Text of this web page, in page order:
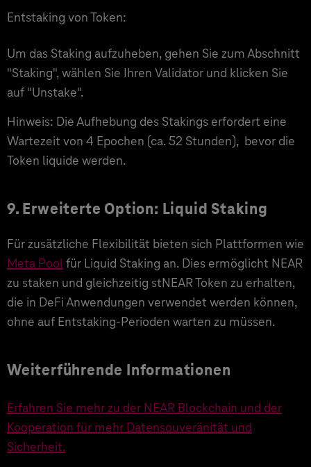
Entstaking von Token:
Um das Staking aufzuheben, gehen Sie zum Abschnitt
"Staking", wählen Sie Ihren Validator und klicken Sie
auf "Unstake".
Hinweis: Die Aufhebung des Stakings erfordert eine
Wartezeit von 4 Epochen (ca. 52 Stunden), bevor die
Token liquide werden.
9. Erweiterte Option: Liquid Staking
Für zusätzliche Flexibilität bieten sich Plattformen wie
Meta Pool für Liquid Staking an. Dies ermöglicht NEAR
zu staken und gleichzeitig stNEAR Token zu erhalten,
die in DeFi Anwendungen verwendet werden können,
ohne auf Entstaking-Perioden warten zu müssen.
Weiterführende Informationen
Erfahren Sie mehr zu der NEAR Blockchain und der
Kooperation für mehr Datensouveränität und
Sicherheit.